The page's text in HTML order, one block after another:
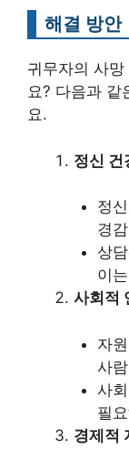
해결 방안
귀무자의 사
요? 다음과 같
요.
정신 건
정
경
상
이
사회적
자
사
사
필
경제적